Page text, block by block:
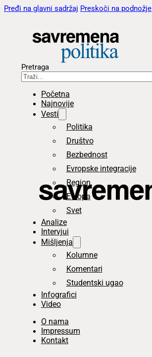
Pređi na glavni sadržaj Preskoči na podnožje
Pretraga
Početna
Najnovije
Vesti
Politika
Društvo
Bezbednost
Evropske integracije
Region
Evropa
Svet
Analize
Intervjui
Mišljenja
Kolumne
Komentari
Studentski ugao
Infografici
Video
O nama
Impressum
Kontakt